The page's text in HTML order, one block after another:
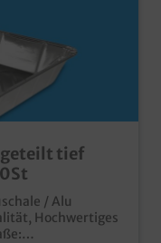
tief
/ Alu
Hochwertiges